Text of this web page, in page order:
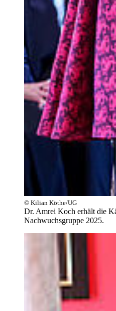
© Kilian Köthe/UG
Dr. Amrei Koch erhält die
Nachwuchsgruppe 2025.